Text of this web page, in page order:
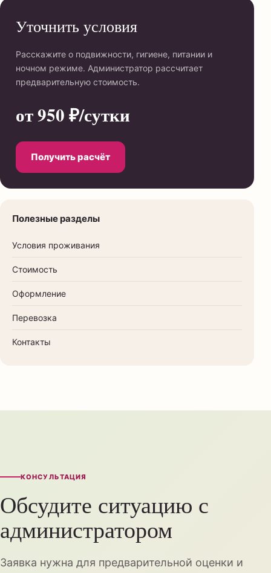
Уточнить условия
Расскажите о подвижности, гигиене, питании и
ночном режиме. Администратор рассчитает
предварительную стоимость.
от 950 ₽/сутки
Получить расчёт
Полезные разделы
Условия проживания
Стоимость
Оформление
Перевозка
Контакты
КОНСУЛЬТАЦИЯ
Обсудите ситуацию с
администратором
Заявка нужна для предварительной оценки и